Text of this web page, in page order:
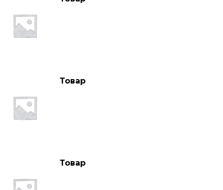
Товар
Товар